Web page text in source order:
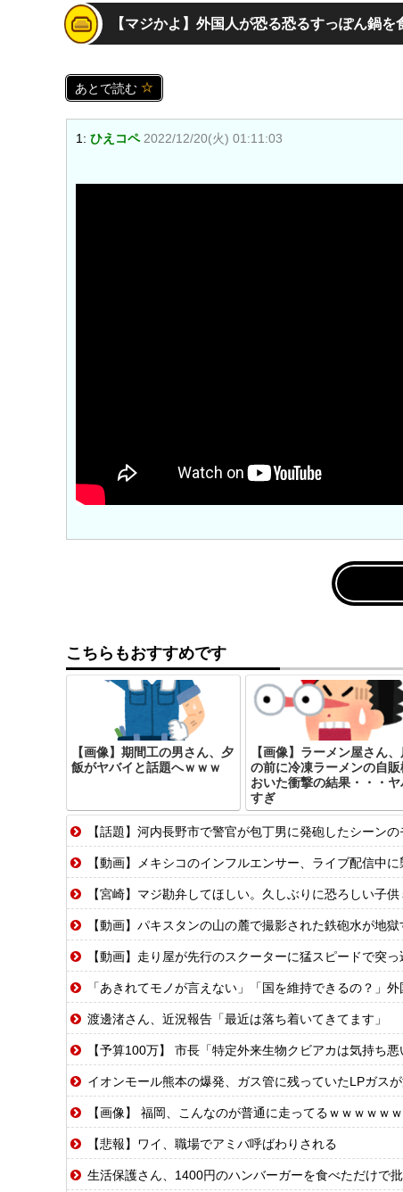
【マジかよ】外国人が恐る恐るすっぽん鍋
あとで読む
1: ひえコペ 2022/12/20(火) 01:11:03
こちらもおすすめです
【画像】期間工の男さん、夕
飯がヤバイと話題へｗｗｗ
【画像】ラーメン屋さん
の前に冷凍ラーメンの自販
おいた衝撃の結果・・・ヤ
すぎ
【話題】河内長野市で警官が包丁男に発砲したシーンの
【動画】メキシコのインフルエンサー、ライブ配信中に
【宮崎】マジ勘弁してほしい。久しぶりに恐ろしい子供
【動画】パキスタンの山の麓で撮影された鉄砲水が地獄
【動画】走り屋が先行のスクーターに猛スピードで突っ
「あきれてモノが言えない」「国を維持できるの？」
渡邊渚さん、近況報告「最近は落ち着いてきてます」
【予算100万】 市長「特定外来生物クビアカは気持ち悪い虫
イオンモール熊本の爆発、ガス管に残っていたLPガスが漏
【画像】 福岡、こんなのが普通に走ってるｗｗｗｗｗｗｗ
【悲報】ワイ、職場でアミバ呼ばわりされる
生活保護さん、1400円のハンバーガーを食べただけで